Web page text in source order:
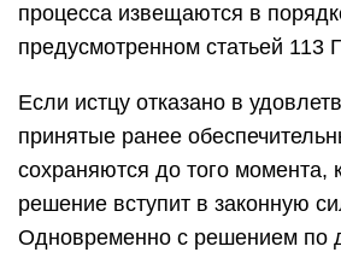
процесса извещаются в
предусмотренном статьей 113
Если истцу отказано в
принятые ранее
сохраняются до того момента,
решение вступит в законную
Одновременно с решением по